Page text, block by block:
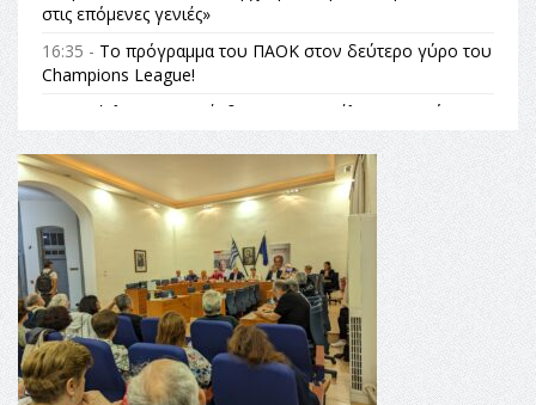
στις επόμενες γενιές»
16:35 - Το πρόγραμμα του ΠΑΟΚ στον δεύτερο γύρο του
Champions League!
Όλυμπος: Εντάχθηκε στον Κατάλογο Παγκόσμιας
Κληρονομιάς της UNESCO – Ομόφωνη η απόφαση Ο
Όλυμπος αναγνωρίστηκε ως φυσικό και πολιτιστικό
αγαθό εξέχουσας οικουμενικής αξίας για την
ανθρωπότητα
16:18 -
ΕΝΟΡΙΑΚΕΣ ΚΑΛΟΚΑΙΡΙΝΕΣ ΔΡΑΣΕΙΣ ΓΙΑ ΠΑΙΔΙΑ
ΣΤΗΝ ΕΔΕΣΣΑ
16:15 -Εργασίες συντήρησης οδοφωτισμού στην Ενωτική
Οδό Σίνδου από την Περιφέρεια Κεντρικής Μακεδονίας
11:36 -
Λάκης Βασιλειάδης, Συνέντευξη PellaFm 103,3 για
το Μουσείο της Πέλλας, Λουτρά Πόζαρ και Χιονοδρομικό